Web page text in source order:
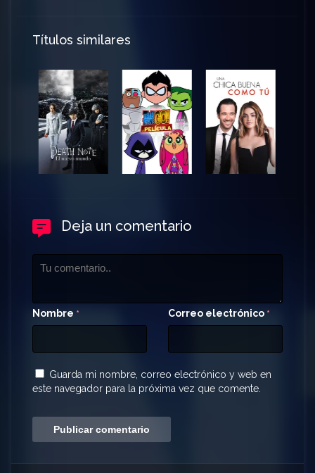
Títulos similares
Deja un comentario
Nombre * Correo electrónico *
Guarda mi nombre, correo electrónico y web en
este navegador para la próxima vez que comente.